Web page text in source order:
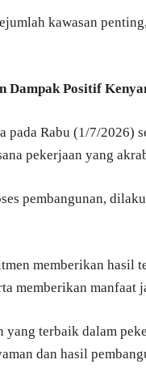
kawasan
Dampak Positif
pada Rabu (1/7/2026)
pekerjaan yang
pembangunan,
memberikan hasil
memberikan manfaat
terbaik dalam
dan hasil